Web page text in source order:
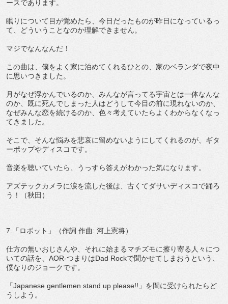
ースであります。
眠りについて目が覚めたら、今日だったものが昨日になっているっ
て、どういうことなのか理解できません。
マジでなんなんだ！
この曲は、僕をよく家に泊めてくれるひとの、家のベランダで夜中
に思いつきました。
月がなぜ浮かんでいるのか、みんなが言ってる宇宙とは一体なんな
のか、既に死んでしまった人はどうして今目の前に現れないのか、
なぜみんな恋を続けるのか、色々考えていたらよくわからなくなっ
てきました。
そこで、そんな悩みを悲哀に留めないようにしてくれるのが、ギタ
ーポップやディスコです。
音楽を聴いていたら、うっすら答えがわかった気になります。
アズテックカメラに涙を流した後は、古くてダサいディスコで踊ろ
う！（秋田）
7.「ロボット」（作詞 作曲: 河上憲将）
仕方の無いおじさんや、それに始まるマチズモに擦り寄る人々につ
いての話を、AOR-つまりはDad Rockで聞かせてしまおうという、
僕なりのジョークです。
「Japanese gentlemen stand up please!!」を間に受けられたらど
うしよう。